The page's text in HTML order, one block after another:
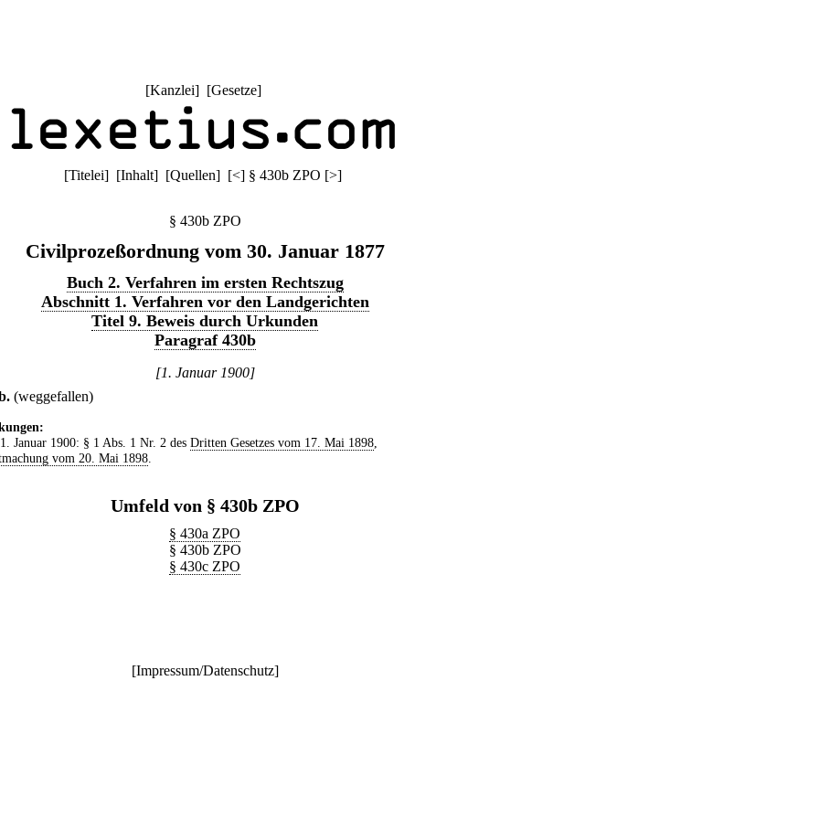
[Kanzlei] [Gesetze]
[Titelei] [Inhalt] [Quellen] [<] § 430b ZPO [>]
§ 430b ZPO
Civilprozeßordnung vom 30. Januar 1877
Buch 2. Verfahren im ersten Rechtszug
Abschnitt 1. Verfahren vor den Landgerichten
Titel 9. Beweis durch Urkunden
Paragraf 430b
[1. Januar 1900]
. (weggefallen)
. 1. Januar 1900: § 1 Abs. 1 Nr. 2 des Dritten Gesetzes vom 17. Mai 1898,
vom 20. Mai 1898
Umfeld von § 430b ZPO
§ 430a ZPO
§ 430b ZPO
§ 430c ZPO
[Impressum/Datenschutz]